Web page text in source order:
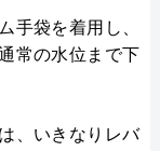
手袋を着用し、
常の水位まで下
、いきなりレバ